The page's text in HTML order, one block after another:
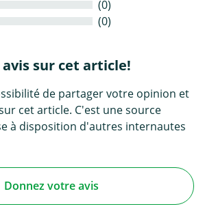
(0)
(0)
sur cet article!
de partager votre opinion et
cet article. C'est une source
à disposition d'autres internautes
Donnez votre avis